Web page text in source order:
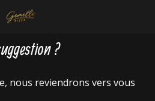
?
nous reviendrons vers vous